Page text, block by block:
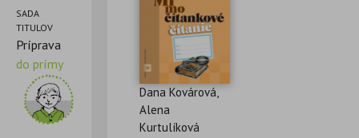
SADA
TITULOV
Príprava
do prímy
Dana Kovárová,
Alena
Kurtulíková